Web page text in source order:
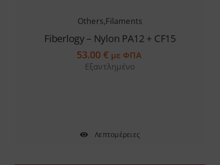
Others,Filaments
Fiberlogy – Nylon PA12 + CF15
53.00€ με ΦΠΑ
Εξαντλημένο
Λεπτομέρειες